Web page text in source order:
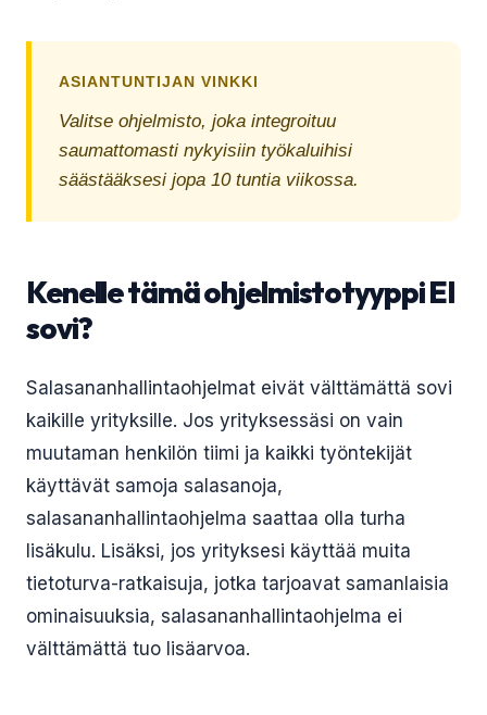
ASIANTUNTIJAN VINKKI
Valitse ohjelmisto, joka integroituu
saumattomasti nykyisiin työkaluihisi
säästääksesi jopa 10 tuntia viikossa.
Kenelle tämä ohjelmistotyyppi EI
sovi?
Salasananhallintaohjelmat eivät välttämättä sovi
kaikille yrityksille. Jos yrityksessäsi on vain
muutaman henkilön tiimi ja kaikki työntekijät
käyttävät samoja salasanoja,
salasananhallintaohjelma saattaa olla turha
lisäkulu. Lisäksi, jos yrityksesi käyttää muita
tietoturva-ratkaisuja, jotka tarjoavat samanlaisia
ominaisuuksia, salasananhallintaohjelma ei
välttämättä tuo lisäarvoa.